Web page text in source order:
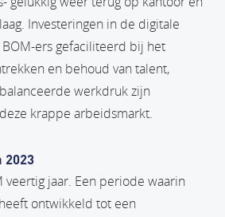
Investeringen in de digitale
ers gefaciliteerd bij het
en behoud van talent,
werkdruk zijn
krappe arbeidsmarkt.
2023
veertig jaar. Een periode waarin
ontwikkeld tot een